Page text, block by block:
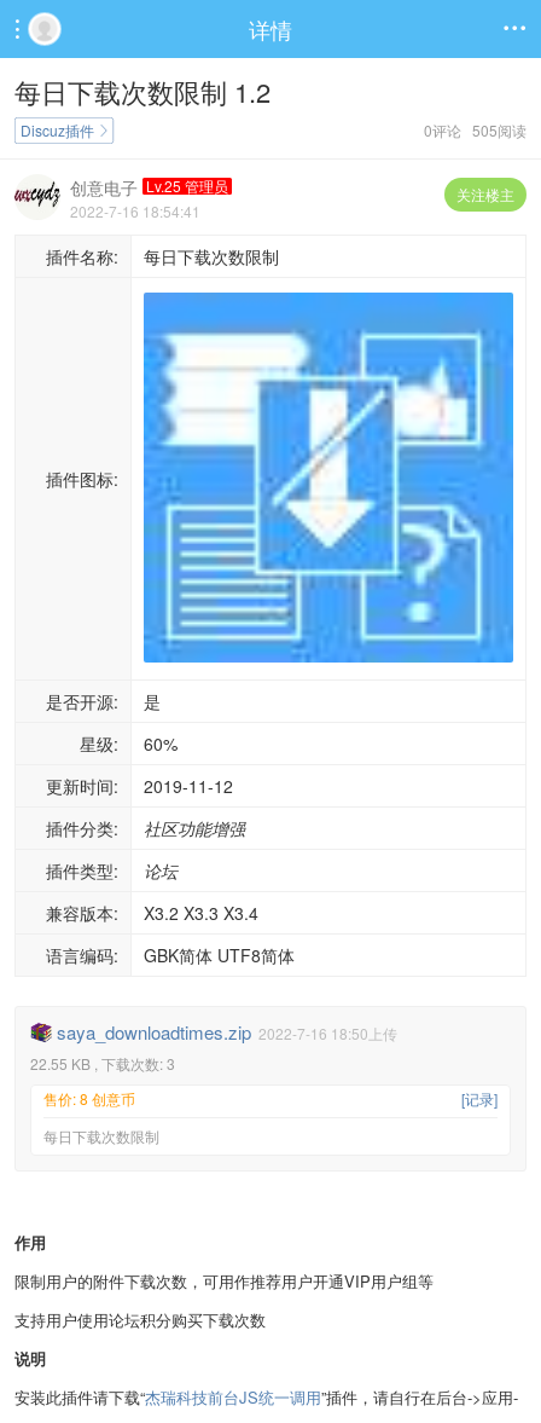
 详情 
每日下载次数限制 1.2
0评论 505阅读
Discuz插件 
关注楼主
创意电子 Lv.25 管理员
2022-7-16 18:54:41
插件名称: 每日下载次数限制
插件图标:
是否开源:
是
星级:
60%
更新时间:
2019-11-12
插件分类:
社区功能增强
插件类型:
论坛
兼容版本:
X3.2 X3.3 X3.4
语言编码:
GBK简体 UTF8简体
saya_downloadtimes.zip 2022-7-16 18:50上传
22.55 KB , 下载次数: 3
[记录]
售价: 8 创意币
每日下载次数限制
作用
限制用户的附件下载次数，可用作推荐用户开通VIP用户组等
支持用户使用论坛积分购买下载次数
说明
安装此插件请下载“杰瑞科技前台JS统一调用”插件，请自行在后台->应用-